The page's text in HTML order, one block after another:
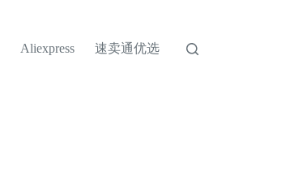
Aliexpress 速卖通优选